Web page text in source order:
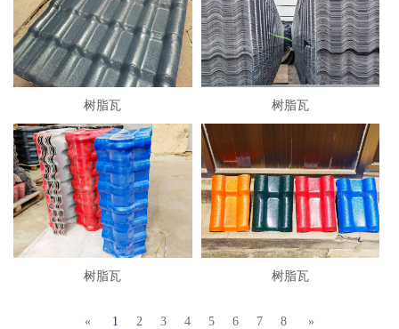
树脂瓦 树脂瓦
树脂瓦 树脂瓦
« 1 2 3 4 5 6 7 8 »